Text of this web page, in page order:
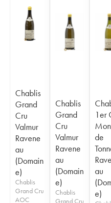
Chablis
Grand
Cru
Valmur
Ravene
au
(Domain
e)
Chablis
Grand Cru
AOC
Chablis
Grand
Cru
Valmur
Ravene
au
(Domain
e)
Chablis
Grand Cru
1er
de
au
e)